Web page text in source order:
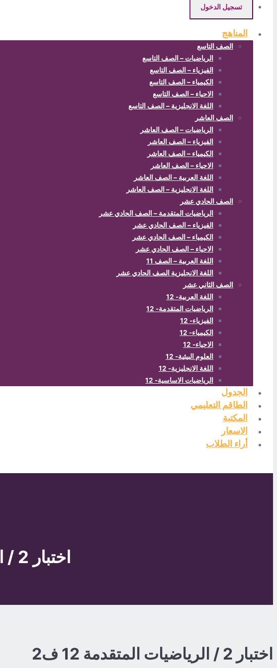
تسجيل الدخول
المناهج
الصف التاسع
الرياضيات – الصف التاسع
الفيزياء – الصف التاسع
الكيمياء – الصف التاسع
الاحياء – الصف التاسع
اللغة الانجليزية – الصف التاسع
الصف العاشر
الرياضيات – الصف العاشر
الفيزياء – الصف العاشر
الكيمياء – الصف العاشر
الاحياء – الصف العاشر
اللغة العربية – الصف العاشر
اللغة الانجليزية – الصف العاشر
الصف الحادي عشر
الرياضيات المتقدمة – الصف الحادي عشر
الفيزياء – الصف الحادي عشر
الكيمياء – الصف الحادي عشر
الاحياء – الصف الحادي عشر
اللغة العربية – الصف 11
اللغة الانجليزية الصف الحادي عشر
الصف الثاني عشر
اللغة العربية- 12
الرياضيات المتقدمة- 12
الفيزياء- 12
الكيمياء- 12
الاحياء- 12
العلوم البيئية- 12
اللغة الانجليزية- 12
الرياضيات الاساسية- 12
الجدول
الطاقم التعليمي
المكتبة
الاسعار
أراء الطلاب
اختبار 2 / الرياضيات المتقدمة 12 ف2
اختبار 2 / الرياضيات المتقدمة 12 ف2